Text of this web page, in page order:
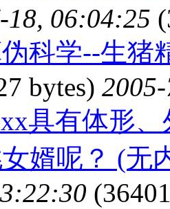
18, 06:04:25
科学--生猪
bytes)
具有体形
婿呢？ (无